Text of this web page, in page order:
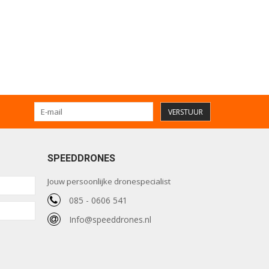
VERSTUUR
SPEEDDRONES
Jouw persoonlijke dronespecialist
085 - 0606 541
Info@speeddrones.nl